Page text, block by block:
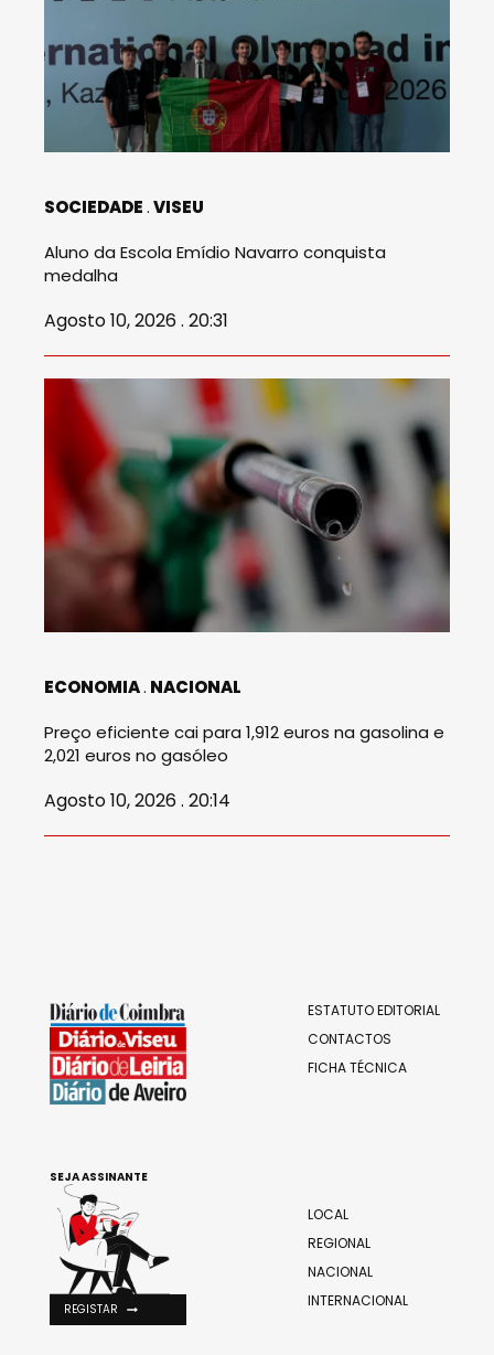
SOCIEDADE VISEU
Aluno da Escola Emídio Navarro conquista
medalha
Agosto 10, 2026 . 20:31
ECONOMIA NACIONAL
Preço eficiente cai para 1,912 euros na gasolina e
2,021 euros no gasóleo
Agosto 10, 2026 . 20:14
ESTATUTO EDITORIAL
CONTACTOS
FICHA TÉCNICA
LOCAL
REGIONAL
NACIONAL
INTERNACIONAL
SEJA ASSINANTE
REGISTAR